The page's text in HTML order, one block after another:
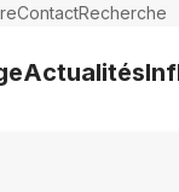
ContactRecherche
Actualités